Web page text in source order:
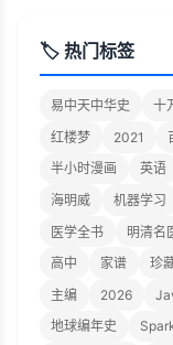
🏷️ 热门标签
易中天中华史 十
红楼梦
2021
半小时漫画
英语
海明威
机器学习
医学全书
明清名
高中
家谱 珍
主编
2026
地球编年史